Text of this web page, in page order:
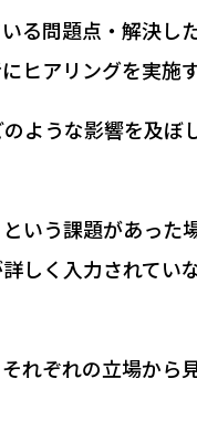
る問題点・解決し
ヒアリングを実施
ような影響を及ぼ
いう課題があった
しく入力されてい
れぞれの立場から